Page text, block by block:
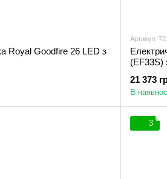
Royal Goodfire 26 LED з
Артикул:
(EF33S)
21 373
В
3